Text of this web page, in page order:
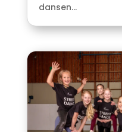
dansen...